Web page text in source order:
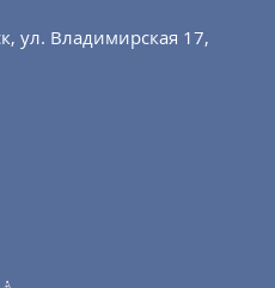
ул. Владимирская 17,